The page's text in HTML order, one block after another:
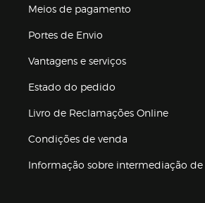
Meios de pagamento
Portes de Envio
Vantagens e serviços
Estado do pedido
Livro de Reclamações Online
Condições de venda
Informação sobre intermediação